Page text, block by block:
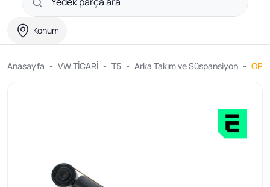
Konum
Anasayfa VW TİCARİ T5 Arka Takım ve Süspansiyon